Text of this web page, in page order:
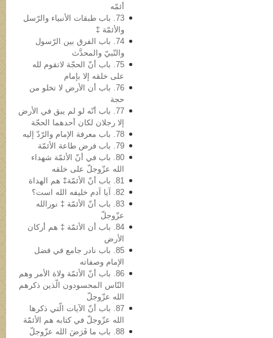
أئمّه
73. باب طبقات الأنبیاء والرّسل
والأئمّة ‡
74. باب الفرق بین الرّسول
والنّبيّ والمحدَّث
75. باب أنّ الحجّة لاتقوم لله
علی خلقه إلا بإمام
76. باب أن الأرض لا تخلو من
حجة
77. باب أنّه لو لم یبق في الأرض
إلا رجلان لکان أحدهما الحجّة
78. باب معرفة الإمام والرّدّ إلیه
79. باب فرض طاعة الأئمّة
80. باب في أنّ الأئمّة شهداء
الله عزّوجلّ على خلقه
81. باب أنّ الأئمّة‡ هم الهداة
82. آیا آدم خلیفه‌ الله است؟
83. باب أنّ الأئمّة ‡ نورالله
عزّوجلّ
84. باب أن الأئمّة ‡ هم أرکان
الأرض
85. باب نادر جامع في فضل
الإمام وصفاته
86. باب أنّ الأئمّة ولاة الأمر وهم
النّاس المحسودون الّذین ذکرهم
الله عزّوجلّ
87. باب أنّ الآیات الّتي ذکرها
الله عزّوجلّ في کتابه هم الأئمّة
88. باب ما فَرَضَ الله عزّوجلّ